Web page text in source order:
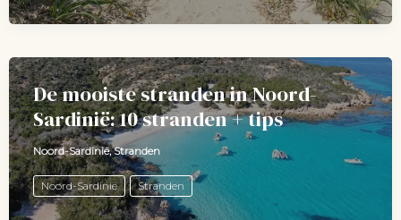
De mooiste stranden in Noord-
Sardinië: 10 stranden + tips
Noord-Sardinië,Stranden
Noord-Sardinië Stranden